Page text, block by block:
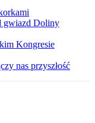
gwiazd Doliny
Kongresie
nas przyszłość